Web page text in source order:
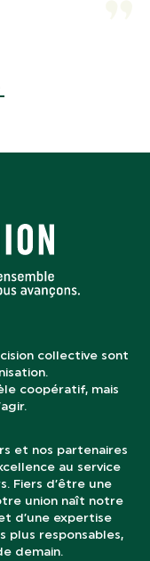
collective sont
coopératif, mais
et nos partenaires
au service
Fiers d’être une
union naît notre
d’une expertise
plus responsables,
demain.